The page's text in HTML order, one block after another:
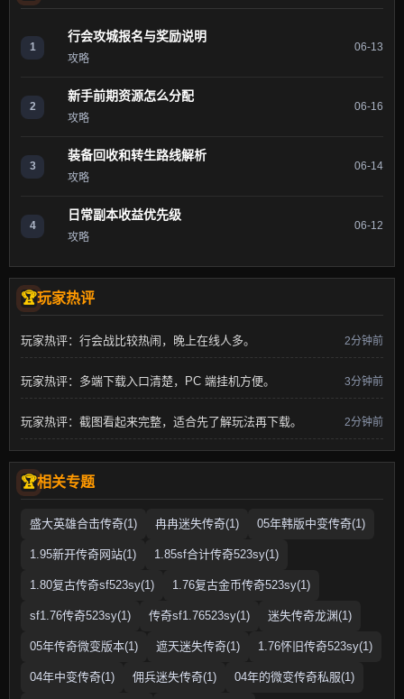
1
行会攻城报名与奖励说明
攻略
06-13
2
新手前期资源怎么分配
攻略
06-16
3
装备回收和转生路线解析
攻略
06-14
4
日常副本收益优先级
攻略
06-12
玩家热评
玩家热评：行会战比较热闹，晚上在线人多。 2分钟前
玩家热评：多端下载入口清楚，PC 端挂机方便。 3分钟前
玩家热评：截图看起来完整，适合先了解玩法再下载。 2分钟前
相关专题
盛大英雄合击传奇(1) 冉冉迷失传奇(1) 05年韩版中变传奇(1)
1.95新开传奇网站(1) 1.85sf合计传奇523sy(1)
1.80复古传奇sf523sy(1) 1.76复古金币传奇523sy(1)
sf1.76传奇523sy(1) 传奇sf1.76523sy(1) 迷失传奇龙渊(1)
05年传奇微变版本(1) 遮天迷失传奇(1) 1.76怀旧传奇523sy(1)
04年中变传奇(1) 佣兵迷失传奇(1) 04年的微变传奇私服(1)